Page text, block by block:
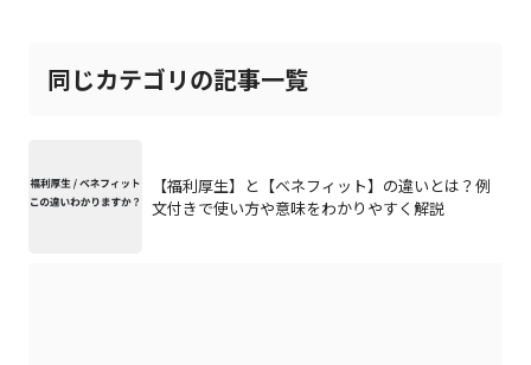
同じカテゴリの記事一覧
【福利厚生】と【ベネフィット】の違いとは？例
文付きで使い方や意味をわかりやすく解説